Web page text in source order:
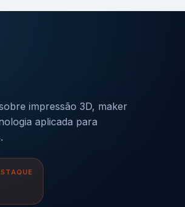
impressão 3D, maker
aplicada para